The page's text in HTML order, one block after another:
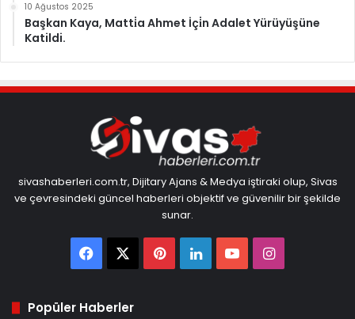
10 Ağustos 2025
Başkan Kaya, Matti̇a Ahmet İçi̇n Adalet Yürüyüşüne
Katildi.
sivashaberleri.com.tr, Dijitary Ajans & Medya iştiraki olup, Sivas
ve çevresindeki güncel haberleri objektif ve güvenilir bir şekilde
sunar.
FacebookPinterest
LinkedInYouTubeInstagram
Popüler Haberler